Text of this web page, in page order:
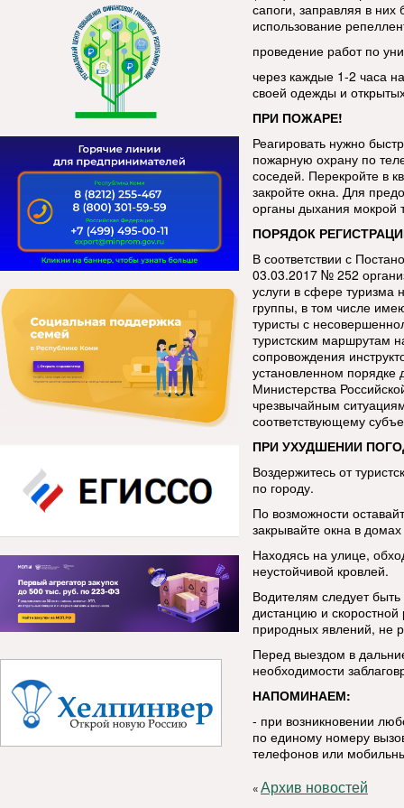
сапоги, заправляя в
использование
проведение работ по
через каждые 1-2 часа
своей одежды и
ПРИ ПОЖАРЕ!
Реагировать нужно
пожарную охрану по
соседей. Перекройте в
закройте окна. Для
органы дыхания мокрой
ПОРЯДОК
В соответствии с
03.03.2017 № 252
услуги в сфере туризма
группы, в том числе
туристы с
туристским маршрутам
сопровождения
установленном
Министерства
чрезвычайным
соответствующему
ПРИ УХУДШЕНИИ
Воздержитесь от
по городу.
По возможности
закрывайте окна в
Находясь на улице,
неустойчивой кровлей.
Водителям следует
дистанцию и
природных явлений, не
Перед выездом в
необходимости
НАПОМИНАЕМ:
- при возникновении
по единому номеру
телефонов или
«Архив новостей